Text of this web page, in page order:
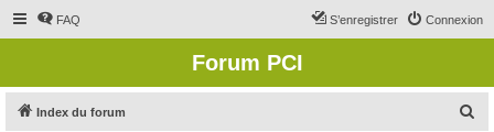
FAQ Connexion
S’enregistrer
Forum PCI
Index du forum